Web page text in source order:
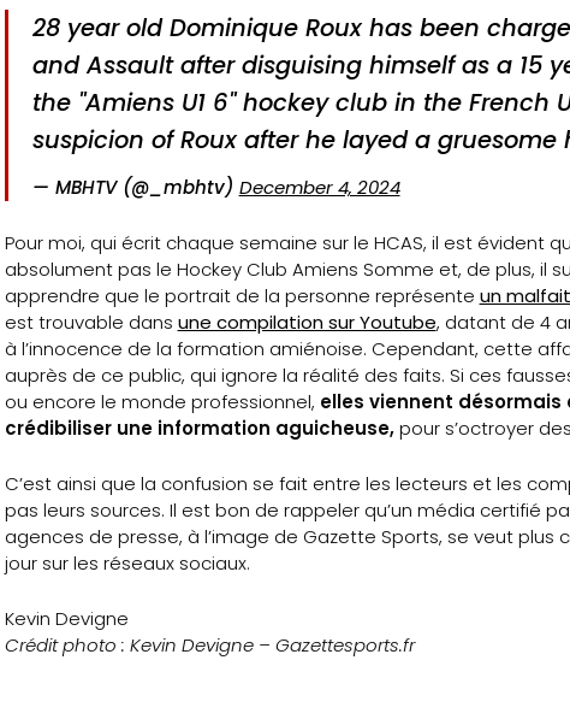
Actus
Le
projet
Gazette
Sports
Éducation
aux
médias
Formation
S’inscrire
à
la
28 year old Dominique Roux has been
and Assault after disguising himself as a 15
the "Amiens U1 6" hockey club in the French
suspicion of Roux after he layed a gruesome
— MBHTV (@_mbhtv) December 4, 2024
Pour moi, qui écrit chaque semaine sur le HCAS, il est évident
absolument pas le Hockey Club Amiens Somme et, de plus, il
apprendre que le portrait de la personne représente un
est trouvable dans une compilation sur Youtube, datant de 4
à l’innocence de la formation amiénoise. Cependant, cette
auprès de ce public, qui ignore la réalité des faits. Si ces
ou encore le monde professionnel, elles viennent
crédibiliser une information aguicheuse,pour s’octroyer
C’est ainsi que la confusion se fait entre les lecteurs et les
pas leurs sources. Il est bon de rappeler qu’un média certifié
agences de presse, à l’image de Gazette Sports, se veut
jour sur les réseaux sociaux.
Kevin Devigne
Crédit photo : Kevin Devigne – Gazettesports.fr